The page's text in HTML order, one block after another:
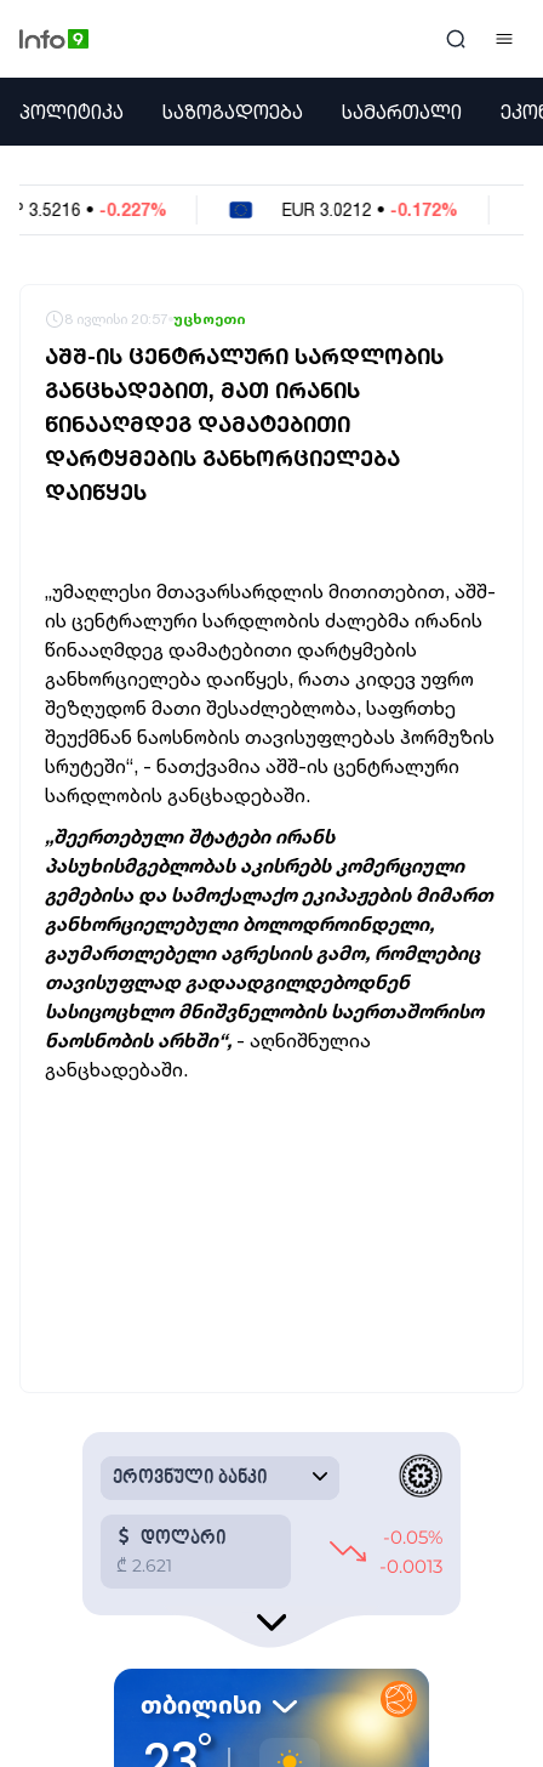
ᲞᲝᲚᲘᲢᲘᲙᲐ
ᲔᲙᲝᲜᲝᲛᲘᲙᲐ
ᲣᲪᲮᲝᲔᲗᲘ
ᲐᲛᲘᲜᲓᲘ
ᲡᲐᲛᲮᲔᲓᲠᲝ
ᲠᲔᲒᲘᲝᲜᲘ
ᲘᲜᲢᲔᲠᲕᲘᲣ
ᲞᲝᲚᲘᲢᲘᲙᲐ ᲡᲐᲖᲝᲒᲐᲓᲝᲔᲑᲐ ᲡᲐᲛᲐᲠᲗᲐᲚᲘ
EUR 3.0212 -0.172% USD
8 ივლისი 20:57 უცხოეთი
ᲐᲨᲨ-ᲘᲡ ᲪᲔᲜᲢᲠᲐᲚᲣᲠᲘ ᲡᲐᲠᲓᲚᲝᲑᲘᲡ
ᲒᲐᲜᲪᲮᲐᲓᲔᲑᲘᲗ, ᲛᲐᲗ ᲘᲠᲐᲜᲘᲡ
ᲬᲘᲜᲐᲐᲦᲛᲓᲔᲒ ᲓᲐᲛᲐᲢᲔᲑᲘᲗᲘ
ᲓᲐᲠᲢᲧᲛᲔᲑᲘᲡ ᲒᲐᲜᲮᲝᲠᲪᲘᲔᲚᲔᲑᲐ
ᲓᲐᲘᲬᲧᲔᲡ
„უმაღლესი მთავარსარდლის მითითებით, აშშ-
ის ცენტრალური სარდლობის ძალებმა ირანის
წინააღმდეგ დამატებითი დარტყმების
განხორციელება დაიწყეს, რათა კიდევ უფრო
შეზღუდონ მათი შესაძლებლობა, საფრთხე
შეუქმნან ნაოსნობის თავისუფლებას ჰორმუზის
სრუტეში“, - ნათქვამია აშშ-ის ცენტრალური
სარდლობის განცხადებაში.
„შეერთებული შტატები ირანს
პასუხისმგებლობას აკისრებს კომერციული
გემებისა და სამოქალაქო ეკიპაჟების მიმართ
განხორციელებული ბოლოდროინდელი,
გაუმართლებელი აგრესიის გამო, რომლებიც
თავისუფლად გადაადგილდებოდნენ
სასიცოცხლო მნიშვნელობის საერთაშორისო
ნაოსნობის არხში“, - აღნიშნულია
განცხადებაში.